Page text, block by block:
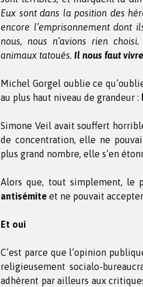
Eux sont dans la position des
encore l’emprisonnement dont
nous, nous n’avions rien
animaux tatoués. Il nous faut
Michel Gorgel oublie ce
au plus haut niveau de grandeur :
Simone Veil avait souffert
de concentration, elle ne
plus grand nombre, elle s’en
Alors que, tout simplement, le
antisémite et ne pouvait
Et oui
C’est parce que l’opinion
religieusement socialo-
adhèrent par ailleurs aux